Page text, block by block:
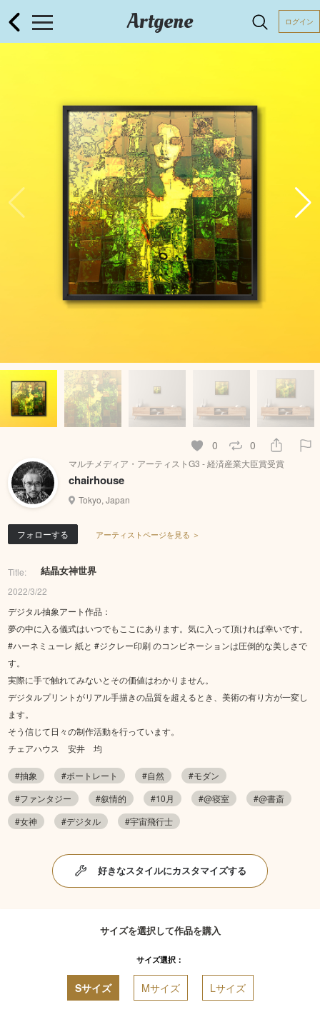
Artgene ログイン
0 0
マルチメディア・アーティストG3 - 経済産業大臣賞受賞
chairhouse
Tokyo, Japan
フォローする アーティストページを見る ＞
Title: 結晶女神世界
2022/3/22
デジタル抽象アート作品：
夢の中に入る儀式はいつでもここにあります。気に入って頂ければ幸いです。
#ハーネミューレ 紙と #ジクレー印刷 のコンビネーションは圧倒的な美しさで
す。
実際に手で触れてみないとその価値はわかりません。
デジタルプリントがリアル手描きの品質を超えるとき、美術の有り方が一変し
ます。
そう信じて日々の制作活動を行っています。
チェアハウス 安井 均
#抽象 #ポートレート #自然
#モダン
#ファンタジー
#叙情的 #10月 #@寝室
#@書斎
#女神
#デジタル #宇宙飛行士
好きなスタイルにカスタマイズする
サイズを選択して作品を購入
サイズ選択：
Sサイズ Mサイズ Lサイズ